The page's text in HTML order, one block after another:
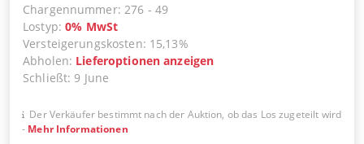
Chargennummer:276 - 49
Lostyp:0% MwSt
Versteigerungskosten: 15,13%
Abholen: Lieferoptionen anzeigen
Schließt: 9 June
Der Verkäufer bestimmt nach der Auktion, ob das Los zugeteilt wird
- Mehr Informationen